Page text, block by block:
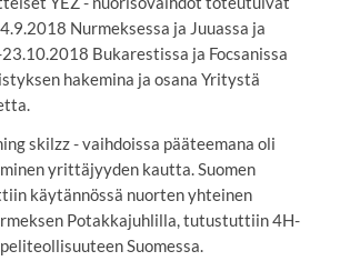
Nurmeksessa ja Juuassa ja
Bukarestissa ja Focsanissa
hakemina ja osana Yritystä
skilzz - vaihdoissa pääteemana oli
yrittäjyyden kautta. Suomen
käytännössä nuorten yhteinen
Potakkajuhlilla, tutustuttiin 4H-
Suomessa.